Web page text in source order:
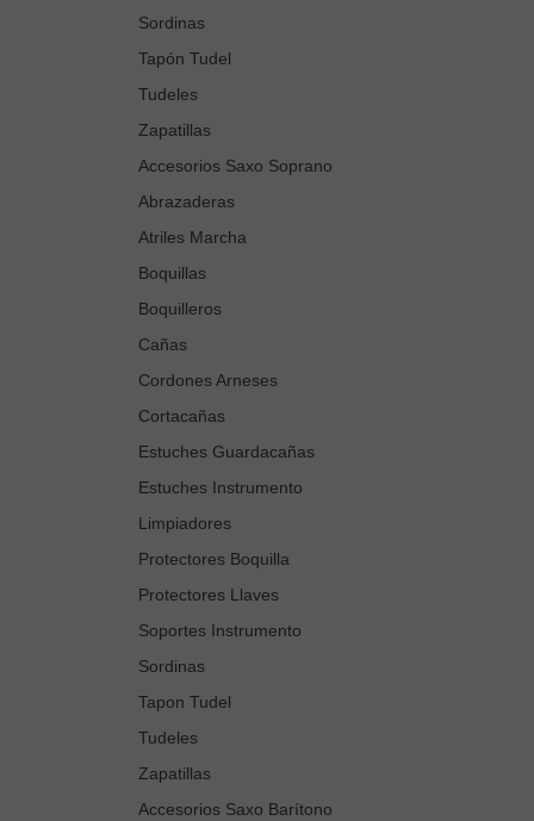
Sordinas
Tapón Tudel
Tudeles
Zapatillas
Accesorios Saxo Soprano
Abrazaderas
Atriles Marcha
Boquillas
Boquilleros
Cañas
Cordones Arneses
Cortacañas
Estuches Guardacañas
Estuches Instrumento
Limpiadores
Protectores Boquilla
Protectores Llaves
Soportes Instrumento
Sordinas
Tapon Tudel
Tudeles
Zapatillas
Accesorios Saxo Barítono